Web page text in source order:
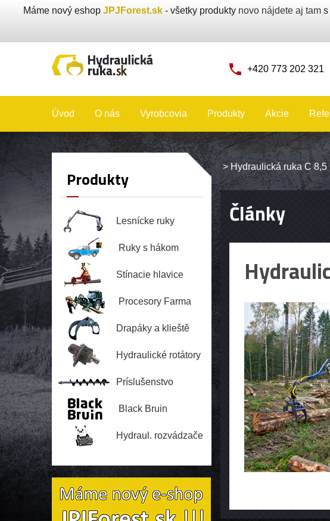
Máme nový eshop JPJForest.sk - všetky produkty novo nájdete aj tam s
+420 773 202 321
Úvod O nás Vyrobcovia Produkty Akcie
Produkty
Lesnícke ruky
Ruky s hákom
Stínacie hlavice
Procesory Farma
Drapáky a klieště
Hydraulické rotátory
Príslušenstvo
Black Bruin
Hydraul. rozvádzače
> Hydraulická ruka C 8,5
Články